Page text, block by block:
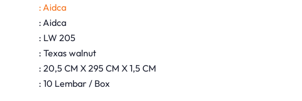
: Aidca
: Aidca
: LW 205
: Texas walnut
: 20,5 CM X 295 CM X 1,5 CM
: 10 Lembar / Box